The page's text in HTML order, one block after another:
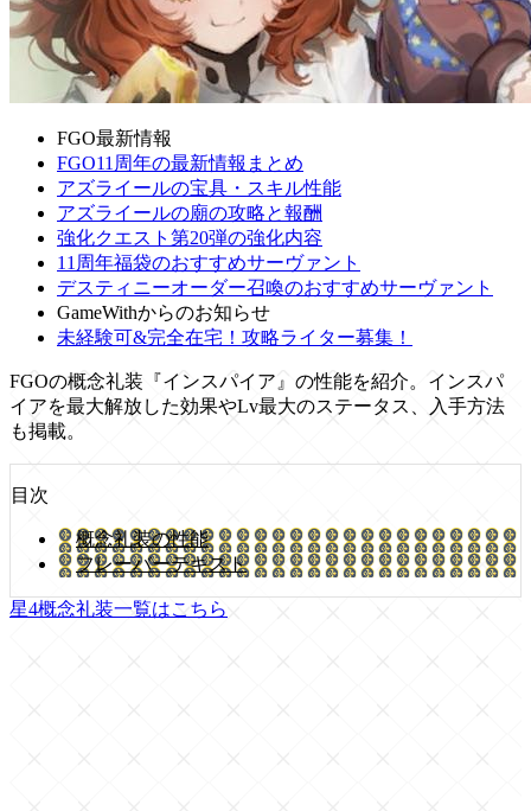
FGO最新情報
FGO11周年の最新情報まとめ
アズライールの宝具・スキル性能
アズライールの廟の攻略と報酬
強化クエスト第20弾の強化内容
11周年福袋のおすすめサーヴァント
デスティニーオーダー召喚のおすすめサーヴァント
GameWithからのお知らせ
未経験可&完全在宅！攻略ライター募集！
FGOの概念礼装『インスパイア』の性能を紹介。インスパ
イアを最大解放した効果やLv最大のステータス、入手方法
も掲載。
目次
概念礼装の性能
フレーバーテキスト
星4概念礼装一覧はこちら